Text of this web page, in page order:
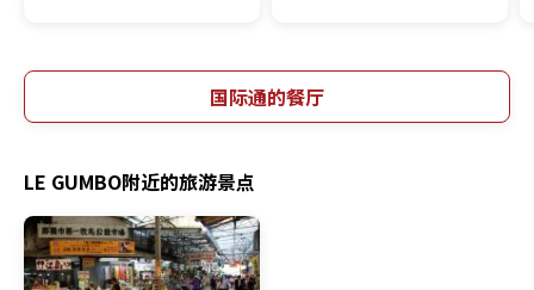
国际通的餐厅
LE GUMBO附近的旅游景点